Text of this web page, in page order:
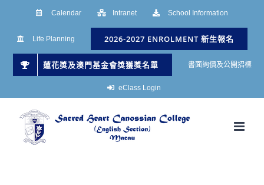
Calendar Intranet School Information
Life Planning 2026-2027 ENROLMENT 新生報名
蓮花獎及澳門基金會獎獲獎名單 書面詢價及公開招標
eClass Login